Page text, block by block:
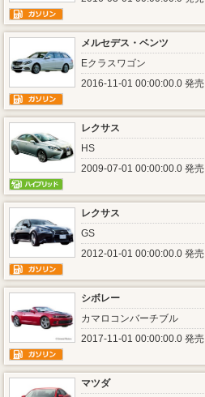
メルセデス・ベンツ
Eクラスワゴン
2016-11-01 00:00:00.0 発売
レクサス
HS
2009-07-01 00:00:00.0 発売
レクサス
GS
2012-01-01 00:00:00.0 発売
シボレー
カマロコンバーチブル
2017-11-01 00:00:00.0 発売
マツダ